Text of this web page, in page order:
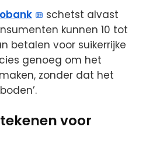
schetst alvast
kunnen 10 tot
betalen voor suikerrijke
genoeg om het
zonder dat het
voor